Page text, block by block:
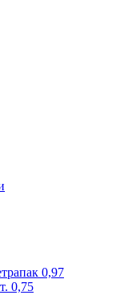
0,97
0,75